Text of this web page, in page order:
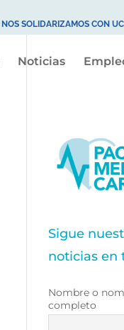
NOS SOLIDARIZAMOS CON
Noticias
Sigue
noticias en
Nombre o
completo